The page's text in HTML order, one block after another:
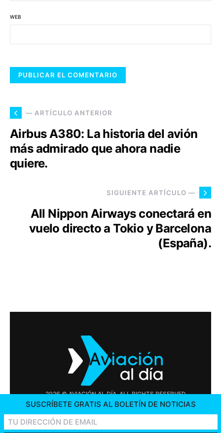
WEB
— ARTÍCULO ANTERIOR
Airbus A380: La historia del avión
más admirado que ahora nadie
quiere.
SIGUIENTE ARTÍCULO —
All Nippon Airways conectará en
vuelo directo a Tokio y Barcelona
(España).
2026 © AVIACIÓN AL DÍA. ALL RIGHTS RESERVED
OFERTAS DE TRABAJO
SUSCRÍBETE GRATIS AL BOLETÍN DE NOTICIAS